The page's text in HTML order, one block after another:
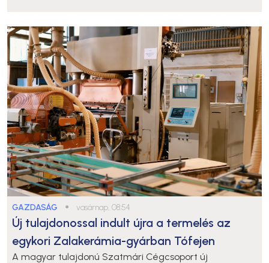
GAZDASÁG ● vasárnap, 08:54
Új tulajdonossal indult újra a termelés az
egykori Zalakerámia-gyárban Tófejen
A magyar tulajdonú Szatmári Cégcsoport új